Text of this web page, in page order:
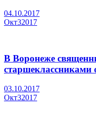
04.10.2017
Окт32017
В Воронеже
старшеклассниками
03.10.2017
Окт32017